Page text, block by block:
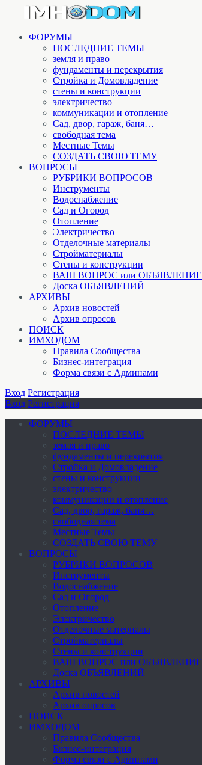
ФОРУМЫ
ПОСЛЕДНИЕ ТЕМЫ
земля и право
фундаменты и перекрытия
Стройка и Домовладение
стены и конструкции
электричество
коммуникации и отопление
Cад, двор, гараж, баня…
свободная тема
Местные Темы
СОЗДАТЬ СВОЮ ТЕМУ
ВОПРОСЫ
РУБРИКИ ВОПРОСОВ
Инструменты
Водоснабжение
Сад и Огород
Отопление
Электричество
Отделочные материалы
Стройматериалы
Стены и конструкции
ВАШ ВОПРОС или ОБЪЯВЛЕНИЕ
Доска ОБЪЯВЛЕНИЙ
АРХИВЫ
Архив новостей
Архив опросов
ПОИСК
ИМХОДОМ
Правила Сообщества
Бизнес-интеграция
Форма связи с Админами
Вход Регистрация
Вход Регистрация
ФОРУМЫ
ПОСЛЕДНИЕ ТЕМЫ
земля и право
фундаменты и перекрытия
Стройка и Домовладение
стены и конструкции
электричество
коммуникации и отопление
Cад, двор, гараж, баня…
свободная тема
Местные Темы
СОЗДАТЬ СВОЮ ТЕМУ
ВОПРОСЫ
РУБРИКИ ВОПРОСОВ
Инструменты
Водоснабжение
Сад и Огород
Отопление
Электричество
Отделочные материалы
Стройматериалы
Стены и конструкции
ВАШ ВОПРОС или ОБЪЯВЛЕНИЕ
Доска ОБЪЯВЛЕНИЙ
АРХИВЫ
Архив новостей
Архив опросов
ПОИСК
ИМХОДОМ
Правила Сообщества
Бизнес-интеграция
Форма связи с Админами